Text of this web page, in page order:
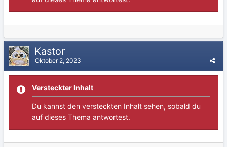
Kastor
Oktober 2, 2023
Versteckter Inhalt
Du kannst den versteckten Inhalt sehen, sobald du
auf dieses Thema antwortest.